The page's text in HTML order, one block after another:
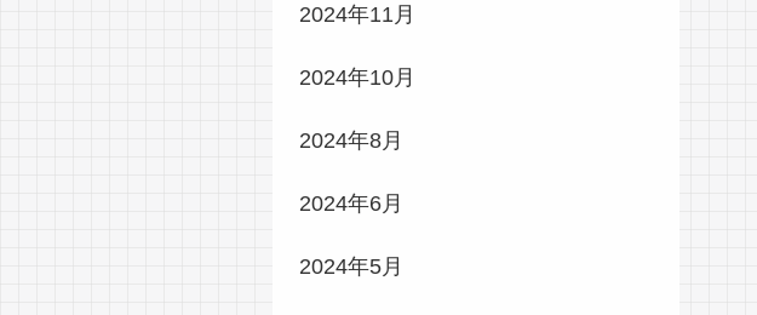
2024年11月
2024年10月
2024年8月
2024年6月
2024年5月